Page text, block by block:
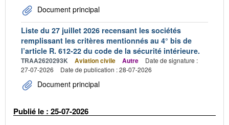
Document principal
Liste du 27 juillet 2026 recensant les sociétés
remplissant les critères mentionnés au 4° bis de
l’article R. 612-22 du code de la sécurité intérieure.
TRAA2620293K Aviation civile Autre
Date de signature :
27-07-2026
Date de publication : 28-07-2026
Document principal
Publié le : 25-07-2026